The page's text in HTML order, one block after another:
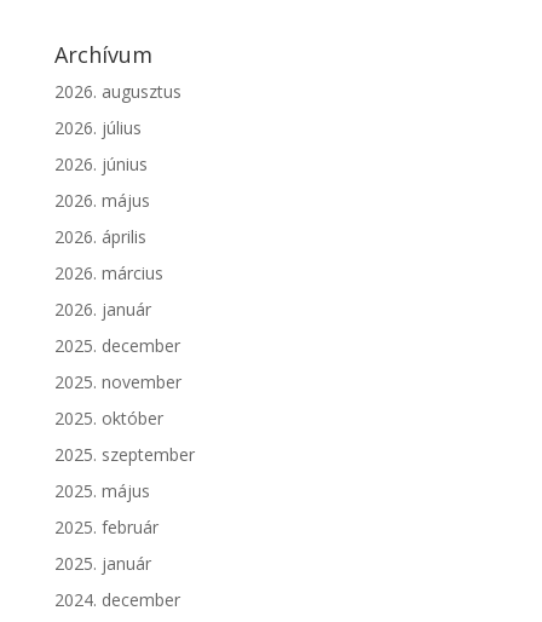
Archívum
2026. augusztus
2026. július
2026. június
2026. május
2026. április
2026. március
2026. január
2025. december
2025. november
2025. október
2025. szeptember
2025. május
2025. február
2025. január
2024. december